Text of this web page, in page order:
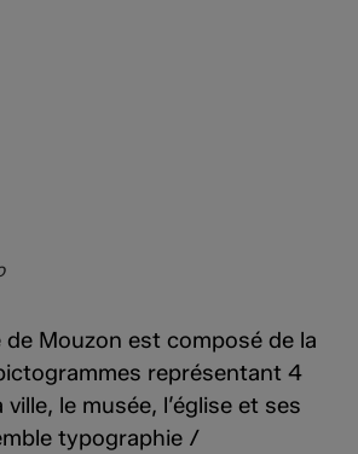
de Mouzon est composé de la
représentant 4
le musée, l’église et ses
typographie /